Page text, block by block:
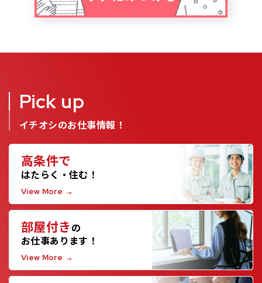
Pick up
イチオシのお仕事情報！
高条件で
はたらく・住む！
View More
部屋付き の
お仕事あります！
View More